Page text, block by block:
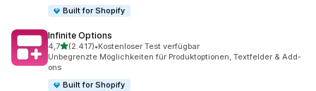
Built for Shopify
Infinite Options
4,7von 5 Sternen
(2.417)
2417 Rezensionen insgesamt
•Kostenloser Test verfügbar
Unbegrenzte Möglichkeiten für Produktoptionen, Textfelder & Add-
ons
Built for Shopify